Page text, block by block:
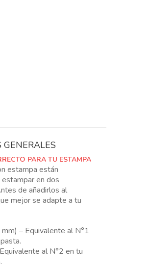
GENERALES
PARA TU ESTAMPA
estampa están
en dos
de añadirlos al
mejor se adapte a tu
– Equivalente al N°1
al N°2 en tu